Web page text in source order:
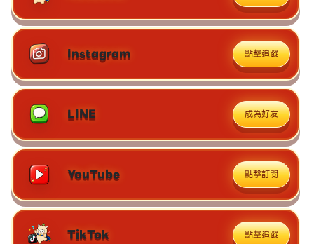
Instagram 點擊追蹤
LINE 成為好友
YouTube 點擊訂閱
TikTok 點擊追蹤